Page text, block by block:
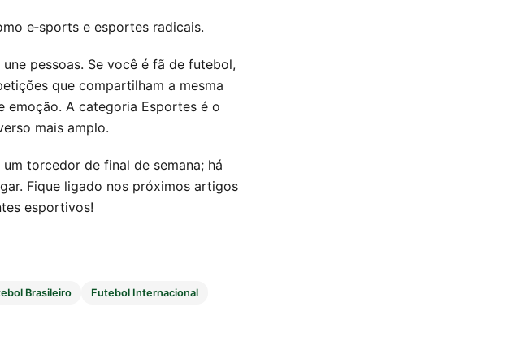
e‑sports e esportes radicais.
pessoas. Se você é fã de futebol,
que compartilham a mesma
emoção. A categoria Esportes é o
mais amplo.
torcedor de final de semana; há
Fique ligado nos próximos artigos
esportivos!
Brasileiro Futebol Internacional